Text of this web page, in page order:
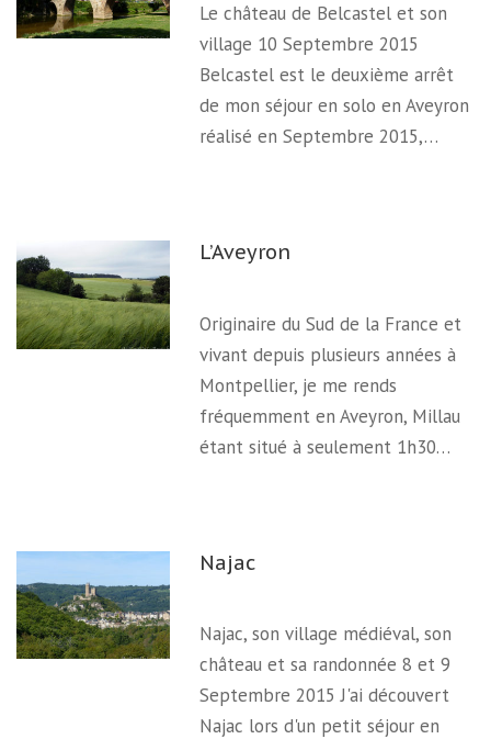
Le château de Belcastel et son
village 10 Septembre 2015
Belcastel est le deuxième arrêt
de mon séjour en solo en Aveyron
réalisé en Septembre 2015,…
L’Aveyron
Originaire du Sud de la France et
vivant depuis plusieurs années à
Montpellier, je me rends
fréquemment en Aveyron, Millau
étant situé à seulement 1h30…
Najac
Najac, son village médiéval, son
château et sa randonnée 8 et 9
Septembre 2015 J'ai découvert
Najac lors d'un petit séjour en